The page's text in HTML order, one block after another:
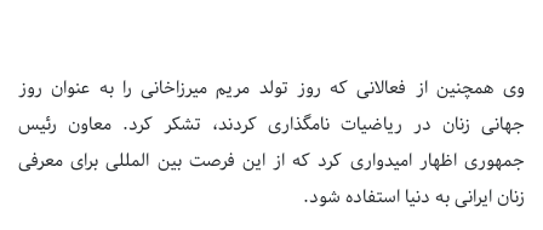
وی همچنین از فعالانی که روز تولد مریم میرزاخانی را به عنوان روز
جهانی زنان در ریاضیات نامگذاری کردند، تشکر کرد. معاون رئیس
جمهوری اظهار امیدواری کرد که از این فرصت بین المللی برای معرفی
زنان ایرانی به دنیا استفاده شود.